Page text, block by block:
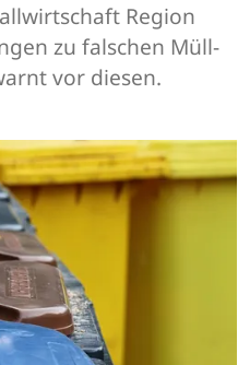
Region
zu falschen Müll-
vor diesen.